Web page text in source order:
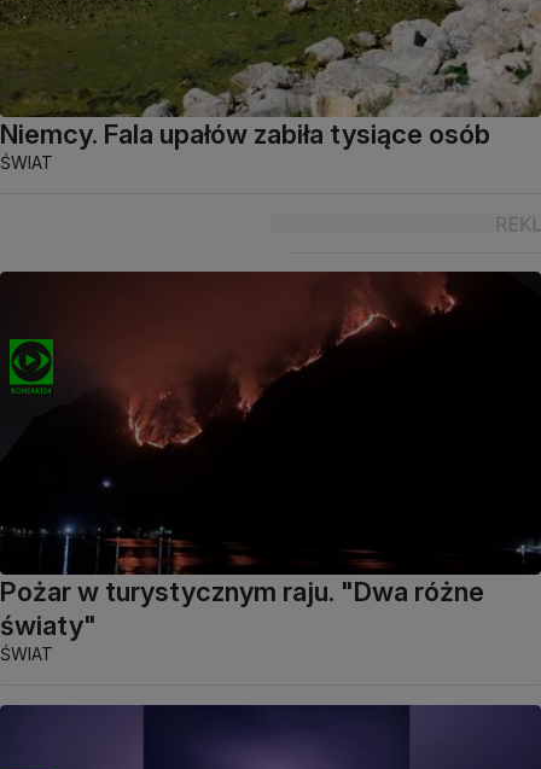
Niemcy. Fala upałów zabiła tysiące osób
ŚWIAT
Pożar w turystycznym raju. "Dwa różne
światy"
ŚWIAT